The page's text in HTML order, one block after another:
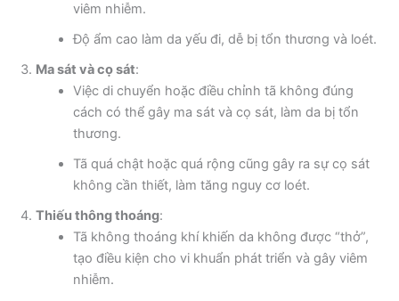
viêm nhiễm.
Độ ẩm cao làm da yếu đi, dễ bị tổn thương và loét.
Ma sát và cọ sát:
Việc di chuyển hoặc điều chỉnh tã không đúng
cách có thể gây ma sát và cọ sát, làm da bị tổn
thương.
Tã quá chật hoặc quá rộng cũng gây ra sự cọ sát
không cần thiết, làm tăng nguy cơ loét.
Thiếu thông thoáng:
Tã không thoáng khí khiến da không được “thở”,
tạo điều kiện cho vi khuẩn phát triển và gây viêm
nhiễm.